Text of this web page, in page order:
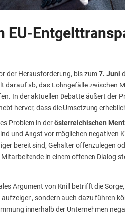
EU-
der Herausforderung, bis zum7. Juni
darauf ab, das Lohngefälle zwischen
In der aktuellen Debatte äußert der
hervor, dass die Umsetzung
Problem in derösterreichischen
und Angst vor möglichen negativen
bereit sind, Gehälter offenzulegen
in einem offenen Dialog
Argument von Knill betrifft die
aufzeigen, sondern auch dazu führen
innerhalb der Unternehmen